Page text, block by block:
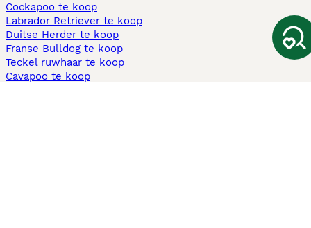
Cockapoo te koop
Labrador Retriever te koop
Duitse Herder te koop
Franse Bulldog te koop
Teckel ruwhaar te koop
Cavapoo te koop